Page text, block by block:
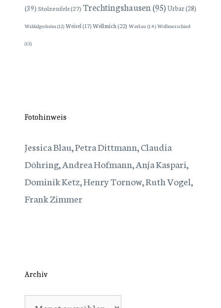
(39) Stolzenfels(27) Trechtingshausen (95)Urbar(28)
Waldalgesheim (12) Weisel (17)Wellmich (22) Werlau (14) Wollmerschied
(13)
Fotohinweis
Jessica Blau, Petra Dittmann, Claudia
Döhring, Andrea Hofmann, Anja Kaspari,
Dominik Ketz, Henry Tornow, Ruth Vogel,
Frank Zimmer
Archiv
Archiv